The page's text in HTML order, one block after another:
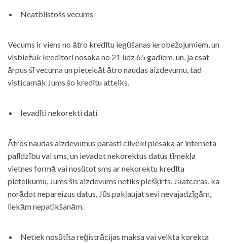
Neatbilstošs vecums
Vecums ir viens no ātro kredītu iegūšanas ierobežojumiem, un
visbiežāk kreditori nosaka no 21 līdz 65 gadiem, un, ja esat
ārpus šī vecuma un pieteicāt ātro naudas aizdevumu, tad
visticamāk Jums šo kredītu atteiks.
Ievadīti nekorekti dati
Ātros naudas aizdevumus parasti cilvēki piesaka ar interneta
palīdzību vai sms, un ievadot nekorektus datus tīmekļa
vietnes formā vai nosūtot sms ar nekorektu kredīta
pieteikumu, Jums šis aizdevums netiks piešķirts. Jāatceras, ka
norādot nepareizus datus, Jūs pakļaujat sevi nevajadzīgām,
liekām nepatikšanām.
Netiek nosūtīta reģistrācijas maksa vai veikta korekta